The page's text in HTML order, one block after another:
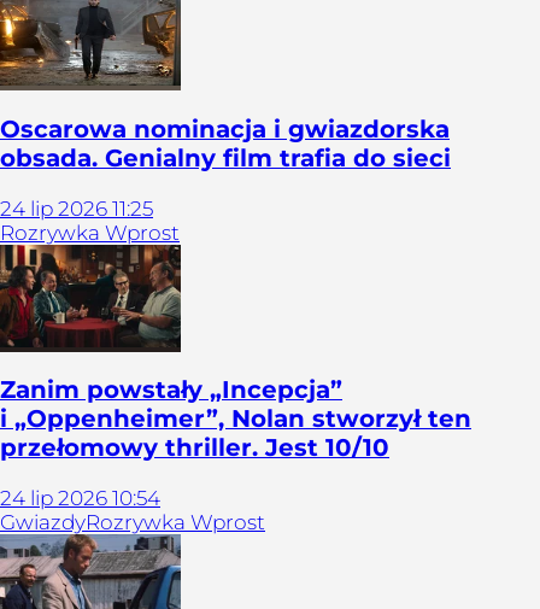
Oscarowa nominacja i gwiazdorska
obsada. Genialny film trafia do sieci
24 lip 2026 11:25
Rozrywka Wprost
Zanim powstały „Incepcja”
i „Oppenheimer”, Nolan stworzył ten
przełomowy thriller. Jest 10/10
24 lip 2026 10:54
GwiazdyRozrywka Wprost